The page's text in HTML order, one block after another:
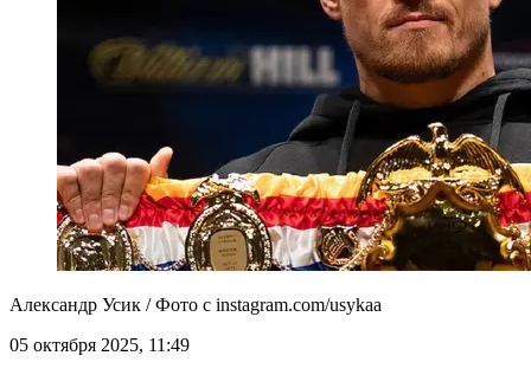
Александр Усик / Фото с instagram.com/usykaa
05 октября 2025, 11:49